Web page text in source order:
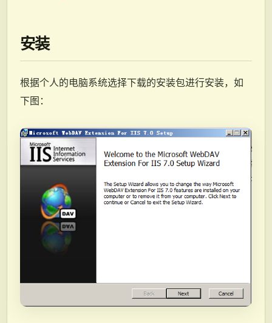
安装
根据个人的电脑系统选择下载的安装包进行安装，如
下图：